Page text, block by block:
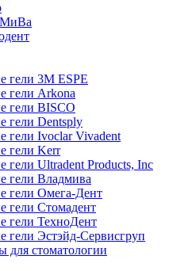
гели 3М ESPE
гели Arkona
гели BISCO
гели Dentsply
гели Ivoclar Vivadent
гели Kerr
гели Ultradent Products, Inc
гели Владмива
гели Омега-Дент
гели Стомадент
гели ТехноДент
гели Эстэйд-Сервисгруп
для стоматологии